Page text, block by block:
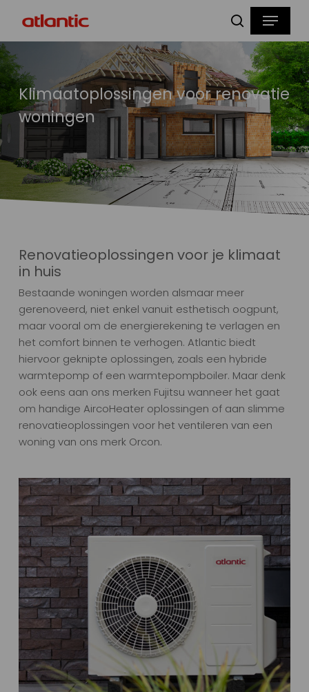
main
content
zoeken
Menu
Klimaatoplossingen voor renovatie
woningen
Renovatieoplossingen voor je klimaat
in huis
Bestaande woningen worden alsmaar meer
gerenoveerd, niet enkel vanuit esthetisch oogpunt,
maar vooral om de energierekening te verlagen en
het comfort binnen te verhogen. Atlantic biedt
hiervoor geknipte oplossingen, zoals een hybride
warmtepomp of een warmtepompboiler. Maar denk
ook eens aan ons merken Fujitsu wanneer het gaat
om handige AircoHeater oplossingen of aan slimme
renovatieoplossingen voor het ventileren van een
woning van ons merk Orcon.